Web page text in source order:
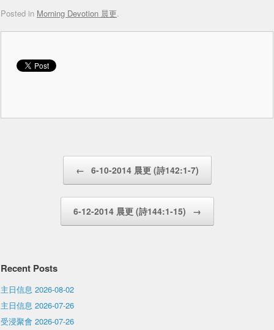
Posted in Morning Devotion 晨更.
← 6-10-2014 晨更 (詩142:1-7)
6-12-2014 晨更 (詩144:1-15) →
Recent Posts
主日信息 2026-08-02
主日信息 2026-07-26
受浸聚會 2026-07-26